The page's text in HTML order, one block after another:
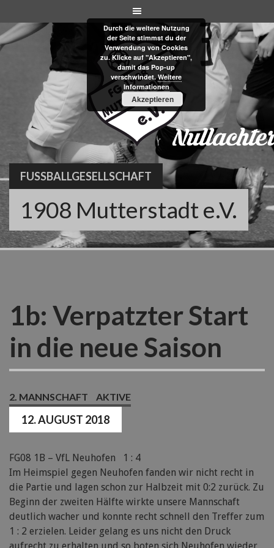
to
content
FUSSBALLGESELLSCHAFT
1908 Mutterstadt e.V.
1b: Verpatzter Start
in die neue Saison
2. MANNSCHAFT AKTIVE
12. AUGUST 2018
FG08 1B – VfL Neuhofen 1 : 4
Im Heimspiel gegen Neuhofen fanden wir nicht recht in
die Partie und lagen schon zur Halbzeit mit 0:2 zurück. Zu
Beginn der zweiten Hälfte wirkte unsere Mannschaft
deutlich wacher und konnte recht schnell den Treffer zum
1 : 2 erzielen. Leider gelang es uns nicht den Druck
Durch die weitere Nutzung
der Seite stimmst du der
Verwendung von Cookies
zu. Klicke auf "Akzeptieren",
damit das Pop-up
verschwindet.Weitere
Informationen
Akzeptieren